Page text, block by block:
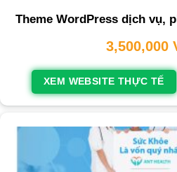
Theme WordPress dịch vụ,
3,500,000
XEM WEBSITE THỰC TẾ